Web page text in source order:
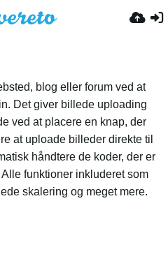
blog eller forum ved at
Det giver billede uploading
ved at placere en knap, der
at uploade billeder direkte til
håndtere de koder, der er
funktioner inkluderet som
skalering og meget mere.